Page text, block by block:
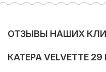
ОТЗЫВЫ НАШИХ
КАТЕРА VELVETTE